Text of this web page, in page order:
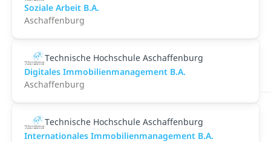
Soziale Arbeit B.A.
Aschaffenburg
Technische Hochschule Aschaffenburg
Digitales Immobilienmanagement B.A.
Aschaffenburg
Technische Hochschule Aschaffenburg
Internationales Immobilienmanagement B.A.